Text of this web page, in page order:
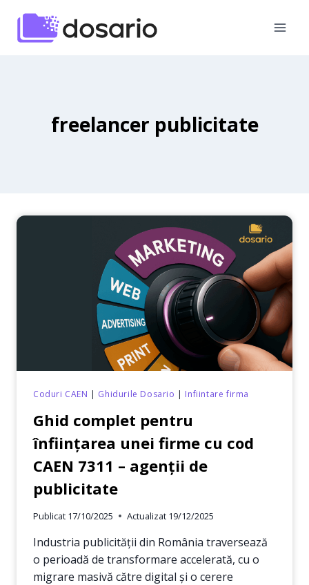
content
freelancer publicitate
Coduri CAEN | Ghidurile Dosario | Infiintare firma
Ghid complet pentru
înființarea unei firme cu cod
CAEN 7311 – agenții de
publicitate
Publicat 17/10/2025 Actualizat 19/12/2025
Industria publicității din România traversează
o perioadă de transformare accelerată, cu o
migrare masivă către digital și o cerere